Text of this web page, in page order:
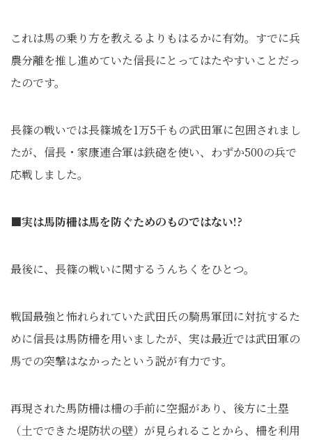
これは馬の乗り方を教えるよりもはるかに有効。すでに兵
農分離を推し進めていた信長にとってはたやすいことだっ
たのです。
長篠の戦いでは長篠城を1万5千もの武田軍に包囲されまし
たが、信長・家康連合軍は鉄砲を使い、わずか500の兵で
応戦しました。
■実は馬防柵は馬を防ぐためのものではない!?
最後に、長篠の戦いに関するうんちくをひとつ。
戦国最強と怖れられていた武田氏の騎馬軍団に対抗するた
めに信長は馬防柵を用いましたが、実は最近では武田軍の
馬での突撃はなかったという説が有力です。
再現された馬防柵は柵の手前に空掘があり、後方に土塁
（土でできた堤防状の壁）が見られることから、柵を利用